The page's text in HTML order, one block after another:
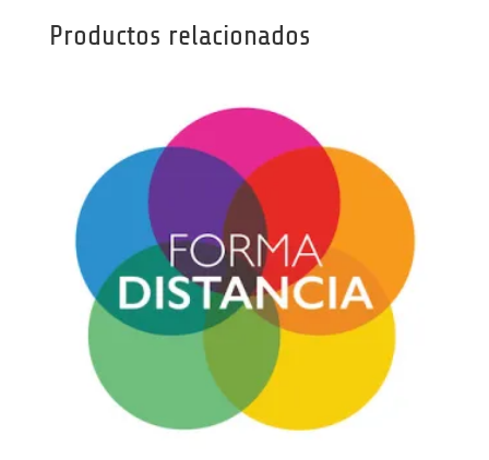
Productos relacionados